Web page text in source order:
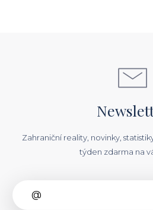
Zahraniční reality, novinky,
týden zdarma na